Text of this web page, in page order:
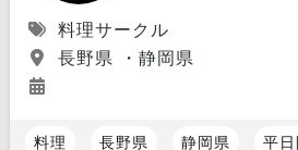
料理サークル
長野県 ・静岡県
料理 長野県 静岡県 平